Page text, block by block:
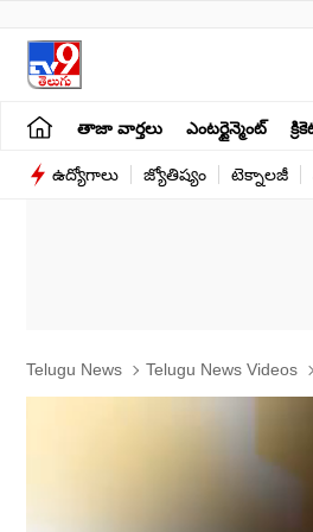
తాజా వార్తలు ఎంటర్టైన్మెంట్
ఉద్యోగాలు జ్యోతిష్యం టెక్నాలజీ
Telugu News Telugu News Videos